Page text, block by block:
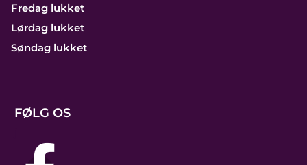
Fredag lukket
Lørdag lukket
Søndag lukket
FØLG OS